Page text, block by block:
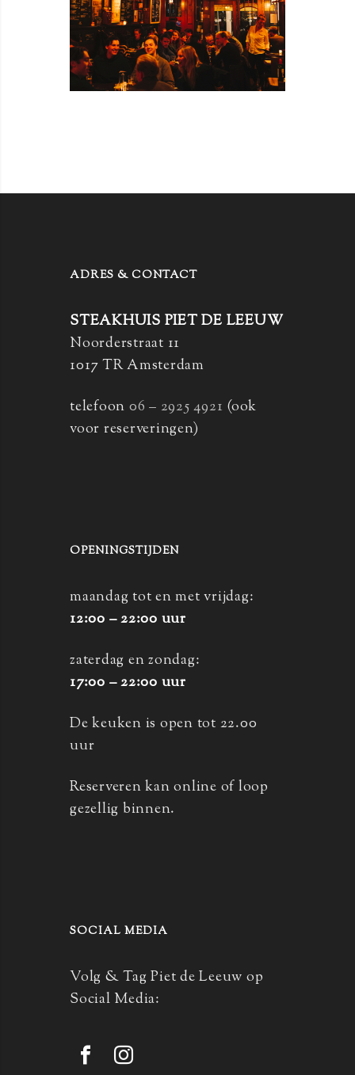
ADRES & CONTACT
STEAKHUIS PIET DE LEEUW
Noorderstraat 11
1017 TR Amsterdam
telefoon 06 – 2925 4921 (ook
voor reserveringen)
OPENINGSTIJDEN
maandag tot en met vrijdag:
12:00 – 22:00 uur
zaterdag en zondag:
17:00 – 22:00 uur
De keuken is open tot 22.00
uur
Reserveren kan online of loop
gezellig binnen.
SOCIAL MEDIA
Volg & Tag Piet de Leeuw op
Social Media: